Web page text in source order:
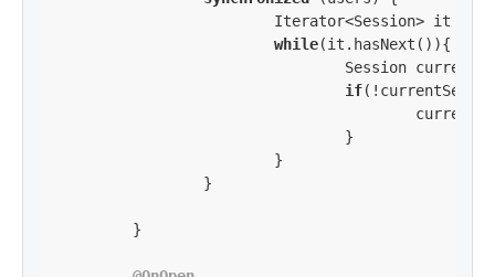
while(it.hasNext()){
if